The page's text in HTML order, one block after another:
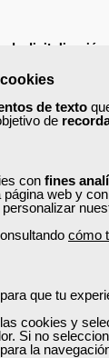
de texto
de
con fines
web y con
cómo
que tu
las cookies y
Si no
la
de digitalización